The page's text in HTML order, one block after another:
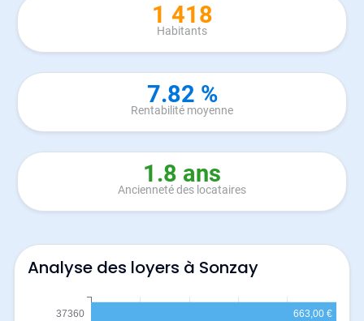
1 418
Habitants
7.82 %
Rentabilité moyenne
1.8 ans
Ancienneté des locataires
Analyse des loyers à Sonzay